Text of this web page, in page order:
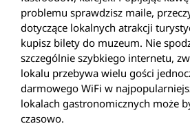
problemu sprawdzisz maile,
dotyczące lokalnych atrakcji
kupisz bilety do muzeum. Nie
szczególnie szybkiego internetu,
lokalu przebywa wielu gości
darmowego WiFi w
lokalach gastronomicznych może
czasowo.